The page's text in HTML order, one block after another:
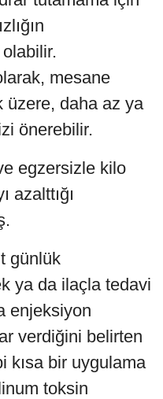
mesane
üzere, daha az ya
önerebilir.
egzersizle kilo
azalttığı
günlük
ya da ilaçla tedavi
enjeksiyon
verdiğini belirten
kısa bir uygulama
toksin